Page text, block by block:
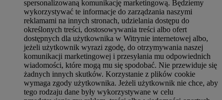
spersonalizowaną komunikację marketingową. Będziemy
wykorzystywać te informacje do zarządzania naszymi
reklamami na innych stronach, udzielania dostępu do
określonych treści, dostosowywania treści albo ofert
dostępnych dla użytkownika w Witrynie internetowej albo,
jeżeli użytkownik wyrazi zgodę, do otrzymywania naszej
komunikacji marketingowej i przesyłania mu odpowiednich
wiadomości, które mogą mu się spodobać. Nie przewiduje się
żadnych innych skutków. Korzystanie z plików cookie
wymaga zgody użytkownika. Jeżeli użytkownik nie chce, aby
tego rodzaju dane były wykorzystywane w celu